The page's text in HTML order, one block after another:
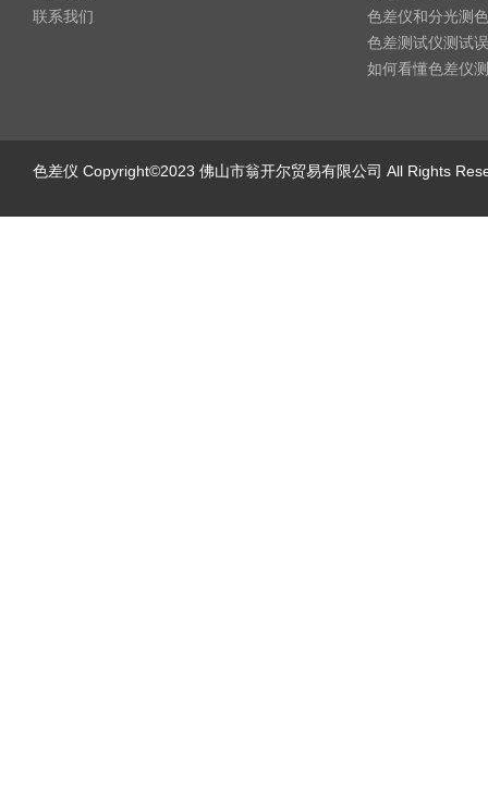
联系我们
色差仪和分光测
色差测试仪测试
如何看懂色差仪
色差仪 Copyright©2023 佛山市翁开尔贸易有限公司 All Rights